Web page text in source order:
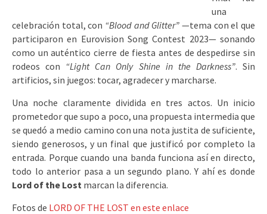
una
celebración total, con “Blood and Glitter” —tema con el que
participaron en Eurovision Song Contest 2023— sonando
como un auténtico cierre de fiesta antes de despedirse sin
rodeos con “Light Can Only Shine in the Darkness”. Sin
artificios, sin juegos: tocar, agradecer y marcharse.
Una noche claramente dividida en tres actos. Un inicio
prometedor que supo a poco, una propuesta intermedia que
se quedó a medio camino con una nota justita de suficiente,
siendo generosos, y un final que justificó por completo la
entrada. Porque cuando una banda funciona así en directo,
todo lo anterior pasa a un segundo plano. Y ahí es donde
Lord of the Lost marcan la diferencia.
Fotos de LORD OF THE LOST en este enlace